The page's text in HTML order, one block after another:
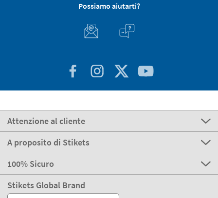
Possiamo aiutarti?
Attenzione al cliente
A proposito di Stikets
100% Sicuro
Stikets Global Brand